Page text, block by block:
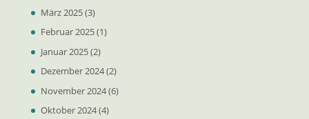
März 2025(3)
Februar 2025(1)
Januar 2025(2)
Dezember 2024(2)
November 2024(6)
Oktober 2024(4)